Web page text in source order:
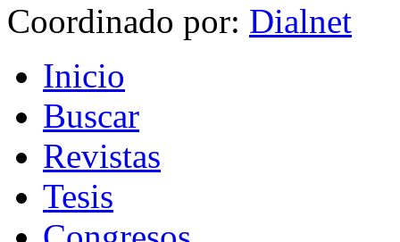
Coordinado por:
Inicio
Buscar
Revistas
Tesis